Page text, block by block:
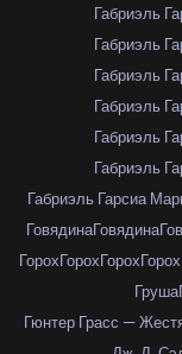
Габриэль
Габриэль
Габриэль
Габриэль
Габриэль
Габриэль
Габриэль Гарсиа
ГовядинаГовядина
ГорохГорохГорохГорох
Груша
Гюнтер Грасс —